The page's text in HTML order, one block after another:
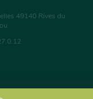
49140 Rives du